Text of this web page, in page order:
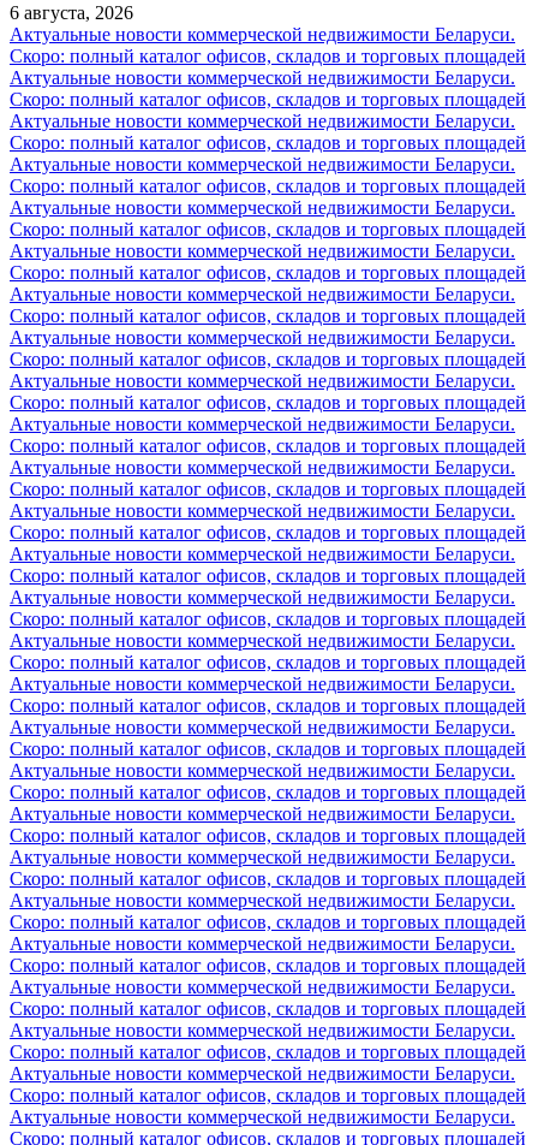
6 августа, 2026
Актуальные новости коммерческой недвижимости Беларуси.
Скоро: полный каталог офисов, складов и торговых площадей
Актуальные новости коммерческой недвижимости Беларуси.
Скоро: полный каталог офисов, складов и торговых площадей
Актуальные новости коммерческой недвижимости Беларуси.
Скоро: полный каталог офисов, складов и торговых площадей
Актуальные новости коммерческой недвижимости Беларуси.
Скоро: полный каталог офисов, складов и торговых площадей
Актуальные новости коммерческой недвижимости Беларуси.
Скоро: полный каталог офисов, складов и торговых площадей
Актуальные новости коммерческой недвижимости Беларуси.
Скоро: полный каталог офисов, складов и торговых площадей
Актуальные новости коммерческой недвижимости Беларуси.
Скоро: полный каталог офисов, складов и торговых площадей
Актуальные новости коммерческой недвижимости Беларуси.
Скоро: полный каталог офисов, складов и торговых площадей
Актуальные новости коммерческой недвижимости Беларуси.
Скоро: полный каталог офисов, складов и торговых площадей
Актуальные новости коммерческой недвижимости Беларуси.
Скоро: полный каталог офисов, складов и торговых площадей
Актуальные новости коммерческой недвижимости Беларуси.
Скоро: полный каталог офисов, складов и торговых площадей
Актуальные новости коммерческой недвижимости Беларуси.
Скоро: полный каталог офисов, складов и торговых площадей
Актуальные новости коммерческой недвижимости Беларуси.
Скоро: полный каталог офисов, складов и торговых площадей
Актуальные новости коммерческой недвижимости Беларуси.
Скоро: полный каталог офисов, складов и торговых площадей
Актуальные новости коммерческой недвижимости Беларуси.
Скоро: полный каталог офисов, складов и торговых площадей
Актуальные новости коммерческой недвижимости Беларуси.
Скоро: полный каталог офисов, складов и торговых площадей
Актуальные новости коммерческой недвижимости Беларуси.
Скоро: полный каталог офисов, складов и торговых площадей
Актуальные новости коммерческой недвижимости Беларуси.
Скоро: полный каталог офисов, складов и торговых площадей
Актуальные новости коммерческой недвижимости Беларуси.
Скоро: полный каталог офисов, складов и торговых площадей
Актуальные новости коммерческой недвижимости Беларуси.
Скоро: полный каталог офисов, складов и торговых площадей
Актуальные новости коммерческой недвижимости Беларуси.
Скоро: полный каталог офисов, складов и торговых площадей
Актуальные новости коммерческой недвижимости Беларуси.
Скоро: полный каталог офисов, складов и торговых площадей
Актуальные новости коммерческой недвижимости Беларуси.
Скоро: полный каталог офисов, складов и торговых площадей
Актуальные новости коммерческой недвижимости Беларуси.
Скоро: полный каталог офисов, складов и торговых площадей
Актуальные новости коммерческой недвижимости Беларуси.
Скоро: полный каталог офисов, складов и торговых площадей
Актуальные новости коммерческой недвижимости Беларуси.
Скоро: полный каталог офисов, складов и торговых площадей